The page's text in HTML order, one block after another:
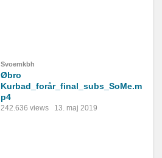
Svoemkbh
Øbro
Kurbad_forår_final_subs_SoMe.m
p4
242.636 views 13. maj 2019